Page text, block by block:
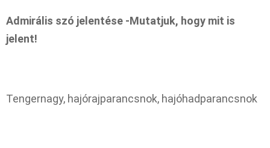
Admirális szó jelentése -Mutatjuk, hogy mit is
jelent!
Tengernagy, hajórajparancsnok, hajóhadparancsnok